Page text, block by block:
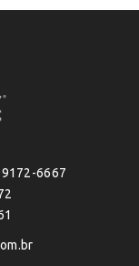
6667